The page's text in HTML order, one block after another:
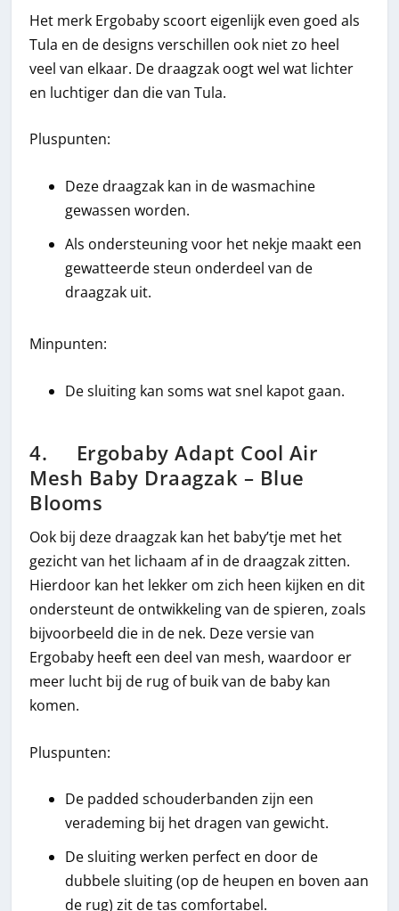
Het merk Ergobaby scoort eigenlijk even goed als
Tula en de designs verschillen ook niet zo heel
veel van elkaar. De draagzak oogt wel wat lichter
en luchtiger dan die van Tula.
Pluspunten:
Deze draagzak kan in de wasmachine
gewassen worden.
Als ondersteuning voor het nekje maakt een
gewatteerde steun onderdeel van de
draagzak uit.
Minpunten:
De sluiting kan soms wat snel kapot gaan.
4. Ergobaby Adapt Cool Air
Mesh Baby Draagzak – Blue
Blooms
Ook bij deze draagzak kan het baby’tje met het
gezicht van het lichaam af in de draagzak zitten.
Hierdoor kan het lekker om zich heen kijken en dit
ondersteunt de ontwikkeling van de spieren, zoals
bijvoorbeeld die in de nek. Deze versie van
Ergobaby heeft een deel van mesh, waardoor er
meer lucht bij de rug of buik van de baby kan
komen.
Pluspunten:
De padded schouderbanden zijn een
verademing bij het dragen van gewicht.
De sluiting werken perfect en door de
dubbele sluiting (op de heupen en boven aan
de rug) zit de tas comfortabel.